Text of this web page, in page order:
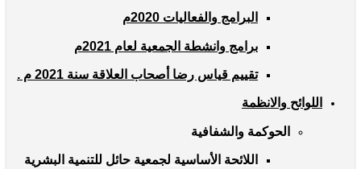
البرامج والفعاليات 2020م
برامج وانشطة الجمعية لعام 2021م
تقييم قياس رضا أصحاب العلاقة سنة 2021 م .
اللوائح والانظمة
الحوكمة والشفافية
اللائحة الأساسية لجمعية حائل للتنمية البشرية